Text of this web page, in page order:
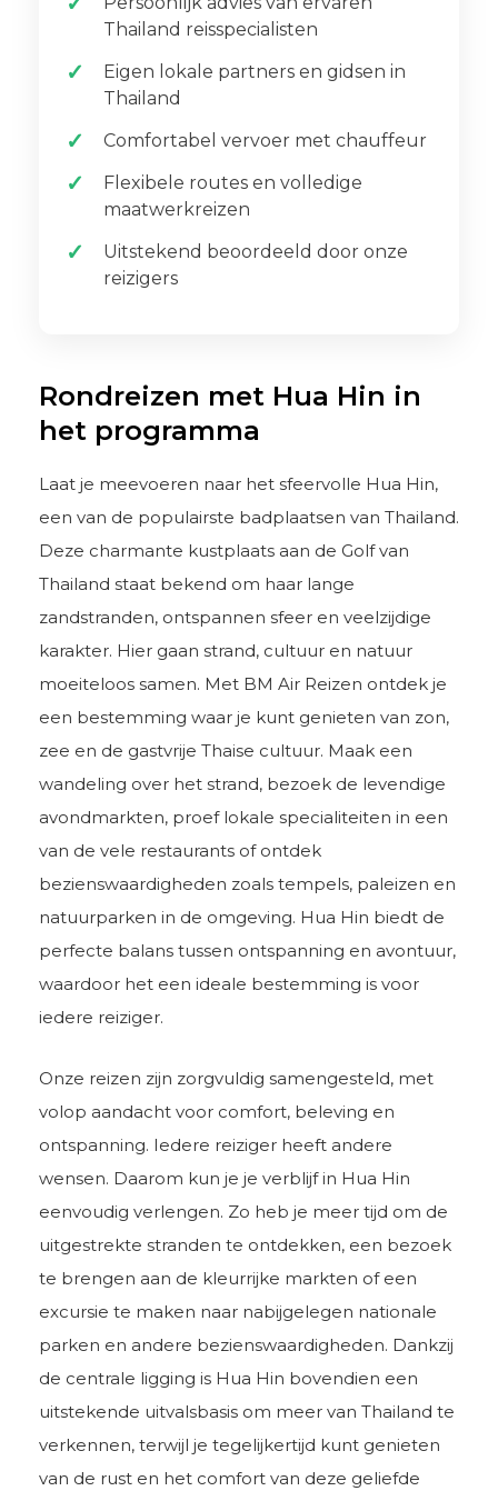
Thailand reisspecialisten
Eigen lokale partners en gidsen in
Thailand
Comfortabel vervoer met chauffeur
Flexibele routes en volledige
maatwerkreizen
Uitstekend beoordeeld door onze
reizigers
Rondreizen met Hua Hin in
het programma
Laat je meevoeren naar het sfeervolle Hua Hin,
een van de populairste badplaatsen van Thailand.
Deze charmante kustplaats aan de Golf van
Thailand staat bekend om haar lange
zandstranden, ontspannen sfeer en veelzijdige
karakter. Hier gaan strand, cultuur en natuur
moeiteloos samen. Met BM Air Reizen ontdek je
een bestemming waar je kunt genieten van zon,
zee en de gastvrije Thaise cultuur. Maak een
wandeling over het strand, bezoek de levendige
avondmarkten, proef lokale specialiteiten in een
van de vele restaurants of ontdek
bezienswaardigheden zoals tempels, paleizen en
natuurparken in de omgeving. Hua Hin biedt de
perfecte balans tussen ontspanning en avontuur,
waardoor het een ideale bestemming is voor
iedere reiziger.
Onze reizen zijn zorgvuldig samengesteld, met
volop aandacht voor comfort, beleving en
ontspanning. Iedere reiziger heeft andere
wensen. Daarom kun je je verblijf in Hua Hin
eenvoudig verlengen. Zo heb je meer tijd om de
uitgestrekte stranden te ontdekken, een bezoek
te brengen aan de kleurrijke markten of een
excursie te maken naar nabijgelegen nationale
parken en andere bezienswaardigheden. Dankzij
de centrale ligging is Hua Hin bovendien een
uitstekende uitvalsbasis om meer van Thailand te
verkennen, terwijl je tegelijkertijd kunt genieten
van de rust en het comfort van deze geliefde